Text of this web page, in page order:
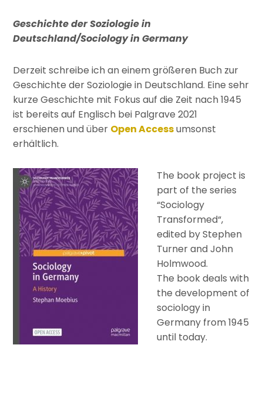
Geschichte der Soziologie in
Deutschland/Sociology in Germany
Derzeit schreibe ich an einem größeren Buch zur
Geschichte der Soziologie in Deutschland. Eine sehr
kurze Geschichte mit Fokus auf die Zeit nach 1945
ist bereits auf Englisch bei Palgrave 2021
erschienen und über Open Accessumsonst
erhältlich.
The book project is
part of the series
“Sociology
Transformed“,
edited by Stephen
Turner and John
Holmwood.
The book deals with
the development of
sociology in
Germany from 1945
until today.